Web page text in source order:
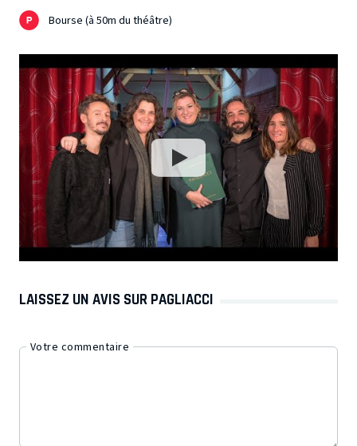
Bourse (à 50m du théâtre)
LAISSEZ UN AVIS SUR PAGLIACCI
Votre commentaire